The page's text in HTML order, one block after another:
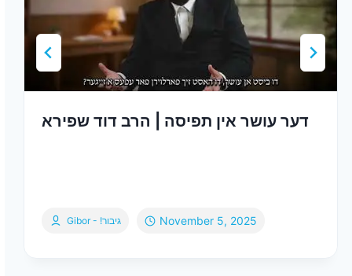
דער עושר אין תפיסה | הרב דוד שפירא
Gibor - !גיבור November 5, 2025